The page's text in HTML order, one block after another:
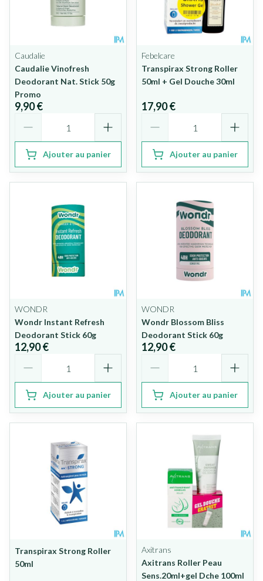
Caudalie
Caudalie Vinofresh
Deodorant Nat. Stick 50g
Promo
9,90 €
Ajouter au panier
Febelcare
Transpirax Strong Roller
50ml + Gel Douche 30ml
17,90 €
Ajouter au panier
WONDR
Wondr Instant Refresh
Deodorant Stick 60g
12,90 €
Ajouter au panier
WONDR
Wondr Blossom Bliss
Deodorant Stick 60g
12,90 €
Ajouter au panier
Transpirax Strong Roller
50ml
Axitrans
Axitrans Roller Peau
Sens.20ml+gel Dche 100ml